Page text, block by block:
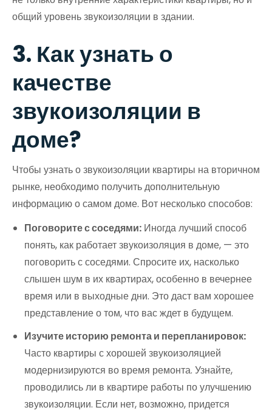
общий уровень звукоизоляции в здании.
3. Как узнать о
качестве
звукоизоляции в
доме?
Чтобы узнать о звукоизоляции квартиры на вторичном
рынке, необходимо получить дополнительную
информацию о самом доме. Вот несколько способов:
Поговорите с соседями: Иногда лучший способ
понять, как работает звукоизоляция в доме, — это
поговорить с соседями. Спросите их, насколько
слышен шум в их квартирах, особенно в вечернее
время или в выходные дни. Это даст вам хорошее
представление о том, что вас ждет в будущем.
Изучите историю ремонта и перепланировок:
Часто квартиры с хорошей звукоизоляцией
модернизируются во время ремонта. Узнайте,
проводились ли в квартире работы по улучшению
звукоизоляции. Если нет, возможно, придется